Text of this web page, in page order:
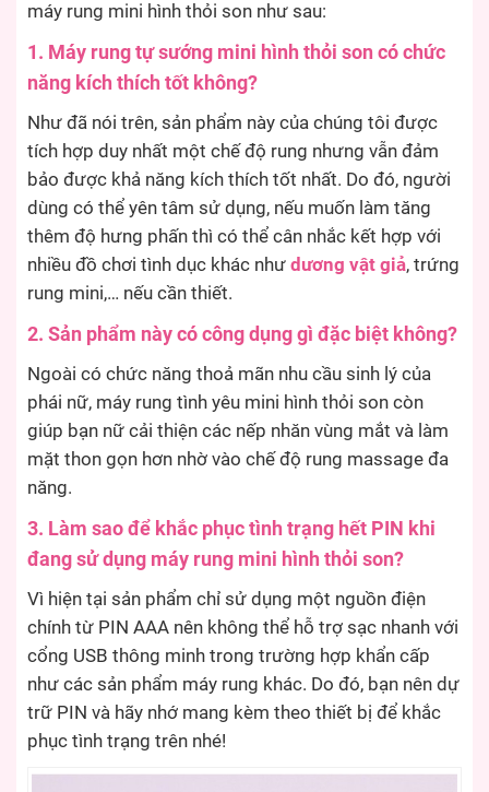
máy rung mini hình thỏi son như sau:
1. Máy rung tự sướng mini hình thỏi son có chức
năng kích thích tốt không?
Như đã nói trên, sản phẩm này của chúng tôi được
tích hợp duy nhất một chế độ rung nhưng vẫn đảm
bảo được khả năng kích thích tốt nhất. Do đó, người
dùng có thể yên tâm sử dụng, nếu muốn làm tăng
thêm độ hưng phấn thì có thể cân nhắc kết hợp với
nhiều đồ chơi tình dục khác như dương vật giả, trứng
rung mini,… nếu cần thiết.
2. Sản phẩm này có công dụng gì đặc biệt không?
Ngoài có chức năng thoả mãn nhu cầu sinh lý của
phái nữ, máy rung tình yêu mini hình thỏi son còn
giúp bạn nữ cải thiện các nếp nhăn vùng mắt và làm
mặt thon gọn hơn nhờ vào chế độ rung massage đa
năng.
3. Làm sao để khắc phục tình trạng hết PIN khi
đang sử dụng máy rung mini hình thỏi son?
Vì hiện tại sản phẩm chỉ sử dụng một nguồn điện
chính từ PIN AAA nên không thể hỗ trợ sạc nhanh với
cổng USB thông minh trong trường hợp khẩn cấp
như các sản phẩm máy rung khác. Do đó, bạn nên dự
trữ PIN và hãy nhớ mang kèm theo thiết bị để khắc
phục tình trạng trên nhé!